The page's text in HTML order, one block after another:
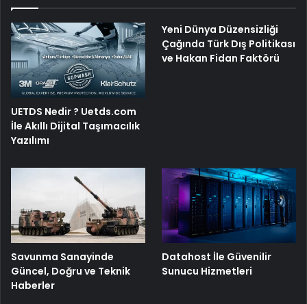
UETDS Nedir ? Uetds.com
İle Akıllı Dijital Taşımacılık
Yazılımı
Yeni Dünya Düzensizliği
Çağında Türk Dış Politikası
ve Hakan Fidan Faktörü
Savunma Sanayinde
Güncel, Doğru ve Teknik
Haberler
Datahost İle Güvenilir
Sunucu Hizmetleri